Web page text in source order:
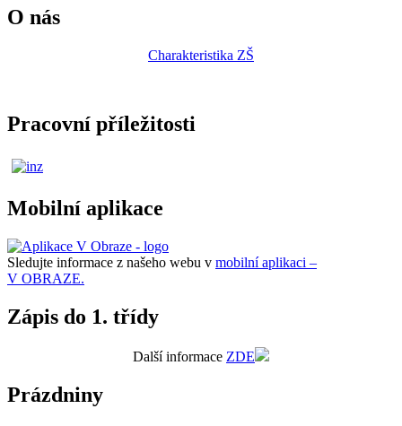
O nás
Charakteristika ZŠ
Pracovní příležitosti
Mobilní aplikace
Sledujte informace z našeho webu v mobilní aplikaci –
V OBRAZE.
Zápis do 1. třídy
Další informace ZDE
Prázdniny